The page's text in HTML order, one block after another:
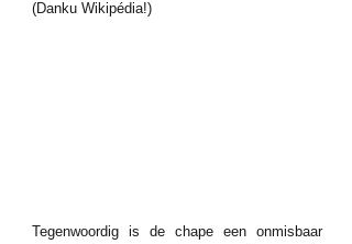
(Danku Wikipédia!)
Tegenwoordig is de chape een onmisbaar